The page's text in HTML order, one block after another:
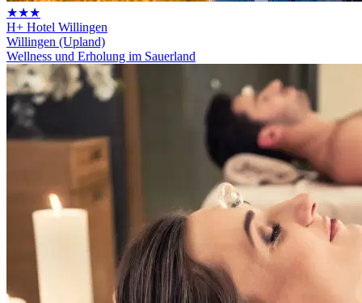
★★★
H+ Hotel Willingen
Willingen (Upland)
Wellness und Erholung im Sauerland